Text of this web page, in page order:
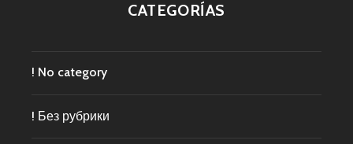
CATEGORÍAS
! No category
! Без рубрики